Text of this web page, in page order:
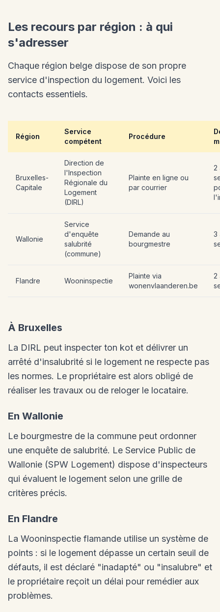
Les recours par région : à qui
s'adresser
Chaque région belge dispose de son propre
service d'inspection du logement. Voici les
contacts essentiels.
Région
Service
compétent
Procédure
Bruxelles-
Capitale
Direction de
l'Inspection
Régionale du
Logement
(DIRL)
Plainte en ligne ou
par courrier
2
Wallonie
Service
d'enquête
salubrité
(commune)
Demande au
bourgmestre
3
Flandre Wooninspectie
Plainte via
wonenvlaanderen.be
2
À Bruxelles
La DIRL peut inspecter ton kot et délivrer un
arrêté d'insalubrité si le logement ne respecte pas
les normes. Le propriétaire est alors obligé de
réaliser les travaux ou de reloger le locataire.
En Wallonie
Le bourgmestre de la commune peut ordonner
une enquête de salubrité. Le Service Public de
Wallonie (SPW Logement) dispose d'inspecteurs
qui évaluent le logement selon une grille de
critères précis.
En Flandre
La Wooninspectie flamande utilise un système de
points : si le logement dépasse un certain seuil de
défauts, il est déclaré "inadapté" ou "insalubre" et
le propriétaire reçoit un délai pour remédier aux
problèmes.